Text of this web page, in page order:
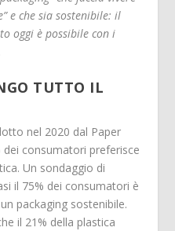
e che sia sostenibile: il
oggi è possibile con i
TUTTO IL
nel 2020 dal Paper
dei consumatori preferisce
Un sondaggio di
il 75% dei consumatori è
packaging sostenibile.
il 21% della plastica